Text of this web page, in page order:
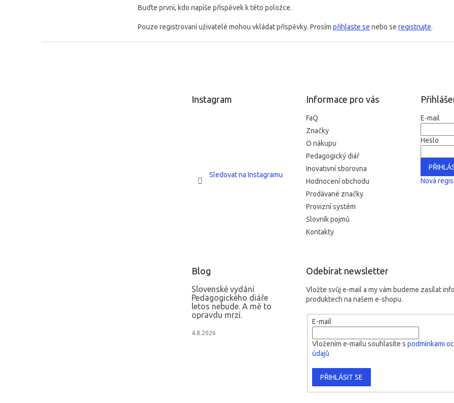
Buďte první, kdo napíše příspěvek k této položce.
Pouze registrovaní uživatelé mohou vkládat příspěvky. Prosím přihlaste se nebo se registrujte.
Instagram
Sledovat na Instagramu
Informace pro vás
FaQ
Značky
O nákupu
Pedagogický diář
Inovativní sborovna
Hodnocení obchodu
Prodávané značky
Provizní systém
Slovník pojmů
Kontakty
E-mail
Heslo
Nová
Blog
Slovenské vydání
Pedagogického diáře
letos nebude. A mě to
opravdu mrzí.
4.8.2026
Odebírat newsletter
Vložte svůj e-mail a my vám budeme zasílat
produktech na našem e-shopu.
E-mail
Vložením e-mailu souhlasíte s podmínkami
údajů
PŘIHLÁSIT SE